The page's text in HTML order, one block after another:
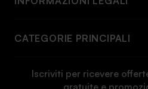
Informazioni sulla restituzione
Politica sui cookie
CATEGORIE PRINCIPALI
Mountain bike
Iscriviti per ricevere
gratuite e